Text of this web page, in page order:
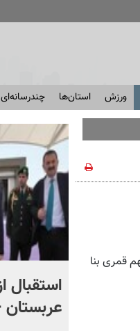
ورزش استان‌ها چندرسانه‌ای
قمری بنا
استقبال
عربستان